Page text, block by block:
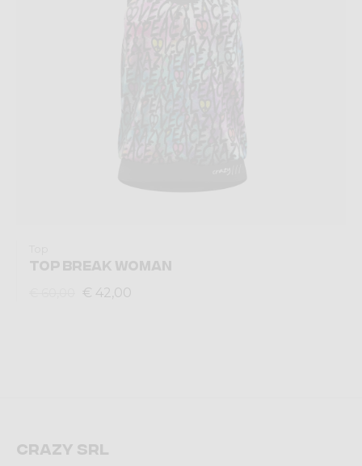
TOP BREAK WOMAN
€ 42,00
Crazy srl